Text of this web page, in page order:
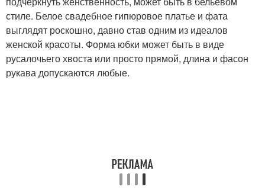
стиле. Белое свадебное гипюровое платье и фата
выглядят роскошно, давно став одним из идеалов
женской красоты. Форма юбки может быть в виде
русалочьего хвоста или просто прямой, длина и фасон
рукава допускаются любые.